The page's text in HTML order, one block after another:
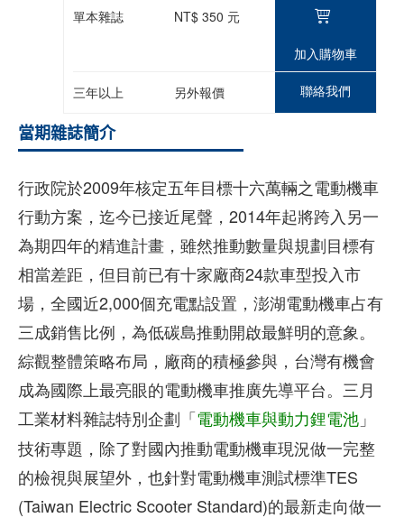
單本雜誌 NT$ 350 元
加入購物車
三年以上 另外報價 聯絡我們
當期雜誌簡介
行政院於2009年核定五年目標十六萬輛之電動機車
行動方案，迄今已接近尾聲，2014年起將跨入另一
為期四年的精進計畫，雖然推動數量與規劃目標有
相當差距，但目前已有十家廠商24款車型投入市
場，全國近2,000個充電點設置，澎湖電動機車占有
三成銷售比例，為低碳島推動開啟最鮮明的意象。
綜觀整體策略布局，廠商的積極參與，台灣有機會
成為國際上最亮眼的電動機車推廣先導平台。三月
工業材料雜誌特別企劃「電動機車與動力鋰電池 」
技術專題，除了對國內推動電動機車現況做一完整
的檢視與展望外，也針對電動機車測試標準TES
(Taiwan Electric Scooter Standard)的最新走向做一